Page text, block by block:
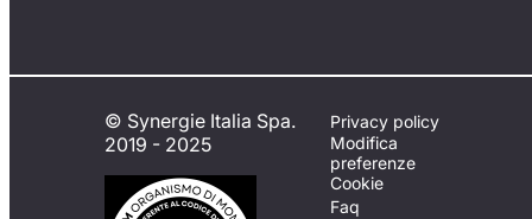
© Synergie Italia Spa.
2019 - 2025
Privacy policy
Modifica
preferenze
Cookie
Faq